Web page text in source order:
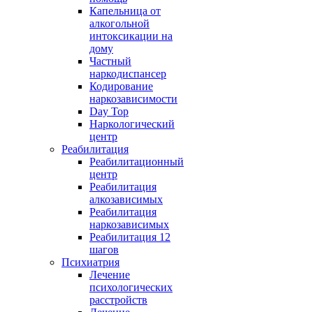
Капельница от
алкогольной
интоксикации на
дому
Частный
наркодиспансер
Кодирование
наркозависимости
Day Top
Наркологический
центр
Реабилитация
Реабилитационный
центр
Реабилитация
алкозависимых
Реабилитация
наркозависимых
Реабилитация 12
шагов
Психиатрия
Лечение
психологических
расстройств